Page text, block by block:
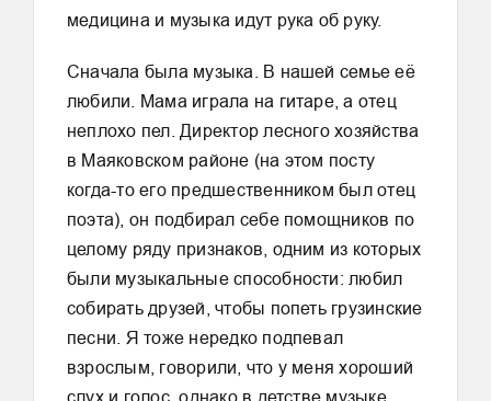
медицина и музыка идут рука об руку.
Сначала была музыка. В нашей семье её
любили. Мама играла на гитаре, а отец
неплохо пел. Директор лесного хозяйства
в Маяковском районе (на этом посту
когда-то его предшественником был отец
поэта), он подбирал себе помощников по
целому ряду признаков, одним из которых
были музыкальные способности: любил
собирать друзей, чтобы попеть грузинские
песни. Я тоже нередко подпевал
взрослым, говорили, что у меня хороший